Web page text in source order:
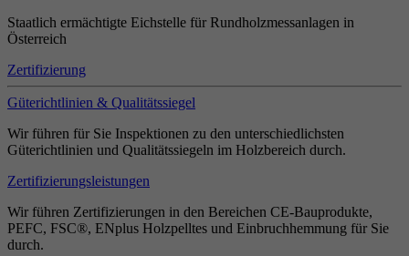
Staatlich ermächtigte Eichstelle für Rundholzmessanlagen in
Österreich
Zertifizierung
Güterichtlinien & Qualitätssiegel
Wir führen für Sie Inspektionen zu den unterschiedlichsten
Güterichtlinien und Qualitätssiegeln im Holzbereich durch.
Zertifizierungsleistungen
Wir führen Zertifizierungen in den Bereichen CE-Bauprodukte,
PEFC, FSC®, ENplus Holzpelltes und Einbruchhemmung für Sie
durch.